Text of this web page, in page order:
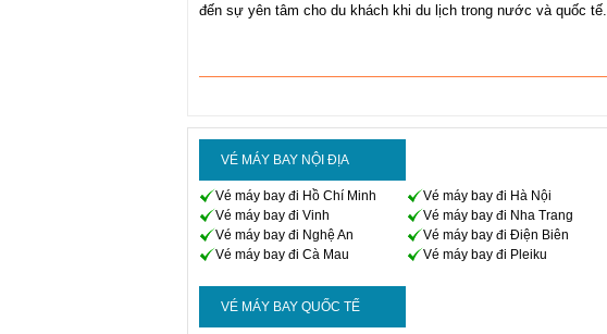
đến sự yên tâm cho du khách khi du lịch trong nước và quốc tế.
VÉ MÁY BAY NỘI ĐỊA
Vé máy bay đi Hồ Chí Minh Vé máy bay đi Hà Nội
Vé máy bay đi Vinh
Vé máy bay đi Nha Trang
Vé máy bay đi Nghệ An
Vé máy bay đi Điện Biên
Vé máy bay đi Cà Mau
Vé máy bay đi Pleiku
VÉ MÁY BAY QUỐC TẾ